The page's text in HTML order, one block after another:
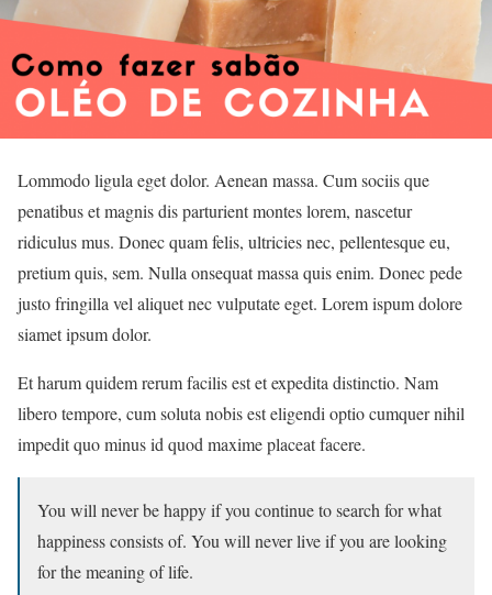
Lommodo ligula eget dolor. Aenean massa. Cum sociis que
penatibus et magnis dis parturient montes lorem, nascetur
ridiculus mus. Donec quam felis, ultricies nec, pellentesque eu,
pretium quis, sem. Nulla onsequat massa quis enim. Donec pede
justo fringilla vel aliquet nec vulputate eget. Lorem ispum dolore
siamet ipsum dolor.
Et harum quidem rerum facilis est et expedita distinctio. Nam
libero tempore, cum soluta nobis est eligendi optio cumquer nihil
impedit quo minus id quod maxime placeat facere.
You will never be happy if you continue to search for what
happiness consists of. You will never live if you are looking
for the meaning of life.